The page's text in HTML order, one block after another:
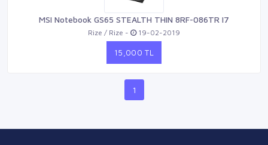
MSI Notebook GS65 STEALTH THIN 8RF-086TR I7
Rize / Rize - 19-02-2019
15,000 TL
1